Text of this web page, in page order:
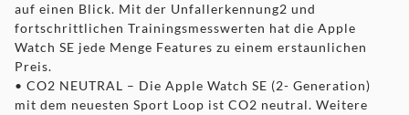
auf einen Blick. Mit der Unfallerkennung2 und
fortschrittlichen Trainingsmesswerten hat die Apple
Watch SE jede Menge Features zu einem erstaunlichen
Preis.
• CO2 NEUTRAL – Die Apple Watch SE (2- Generation)
mit dem neuesten Sport Loop ist CO2 neutral. Weitere